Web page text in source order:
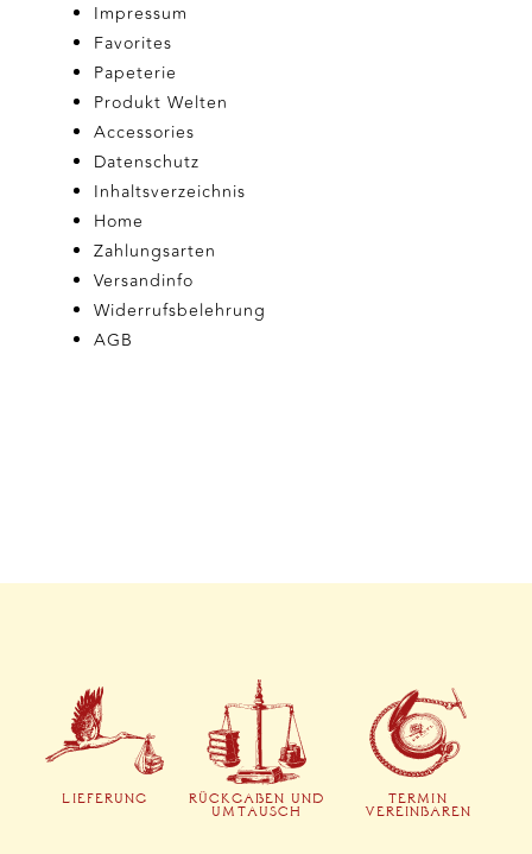
Impressum
Favorites
Papeterie
Produkt Welten
Accessories
Datenschutz
Inhaltsverzeichnis
Home
Zahlungsarten
Versandinfo
Widerrufsbelehrung
AGB
LIEFERUNG
RÜCKGABEN UND
UMTAUSCH
TERMIN
VEREINBAREN